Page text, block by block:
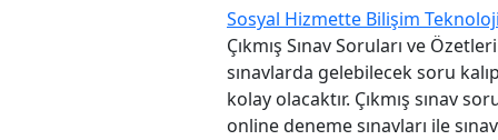
Sosyal Hizmette Bilişim
Çıkmış Sınav Soruları ve
sınavlarda gelebilecek soru
kolay olacaktır. Çıkmış sınav
online deneme sınavları ile